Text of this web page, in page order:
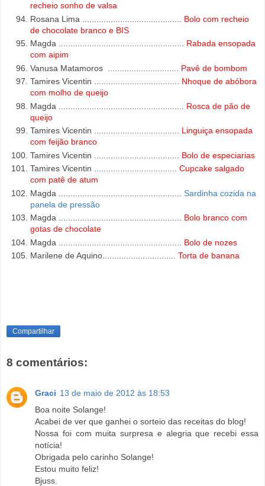
recheio sonho de valsa
Rosana Lima .......................................... Bolo com recheio
de chocolate branco e BIS
Magda ..................................................... Rabada ensopada
com aipim
Vanusa Matamoros .............................. Pavê de bombom
Tamires Vicentin .................................... Nhoque de abóbora
com molho de queijo
Magda ..................................................... Rosca de pão de
queijo
Tamires Vicentin ....................
Linguiça ensopada
com feijão branco
Tamires Vicentin ....................................
Bolo de especiarias
Tamires Vicentin ................................... Cupcake salgado
com patê de atum
Magda .................................................... Sardinha cozida na
panela de pressão
Magda .................................................... Bolo branco com
gotas de chocolate
Magda .................................................... Bolo de nozes
Marilene de Aquino............................... Torta de banana
Compartilhar
8 comentários:
Graci 13 de maio de 2012 às 18:53
Boa noite Solange!
Acabei de ver que ganhei o sorteio das receitas do blog!
Nossa foi com muita surpresa e alegria que recebi essa
notícia!
Obrigada pelo carinho Solange!
Estou muito feliz!
Bjuss.